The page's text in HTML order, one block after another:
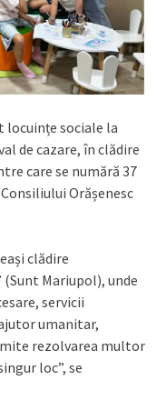
sociale la
de cazare, în clădire
care se numără 37
Orășenesc
clădire
Mariupol), unde
servicii
umanitar,
rezolvarea multor
loc”, se